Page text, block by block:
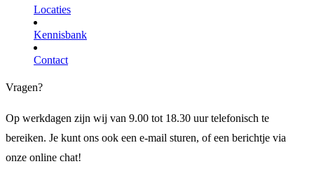
Locaties
Kennisbank
Contact
Vragen?
Op werkdagen zijn wij van 9.00 tot 18.30 uur telefonisch te
bereiken. Je kunt ons ook een e-mail sturen, of een berichtje via
onze online chat!